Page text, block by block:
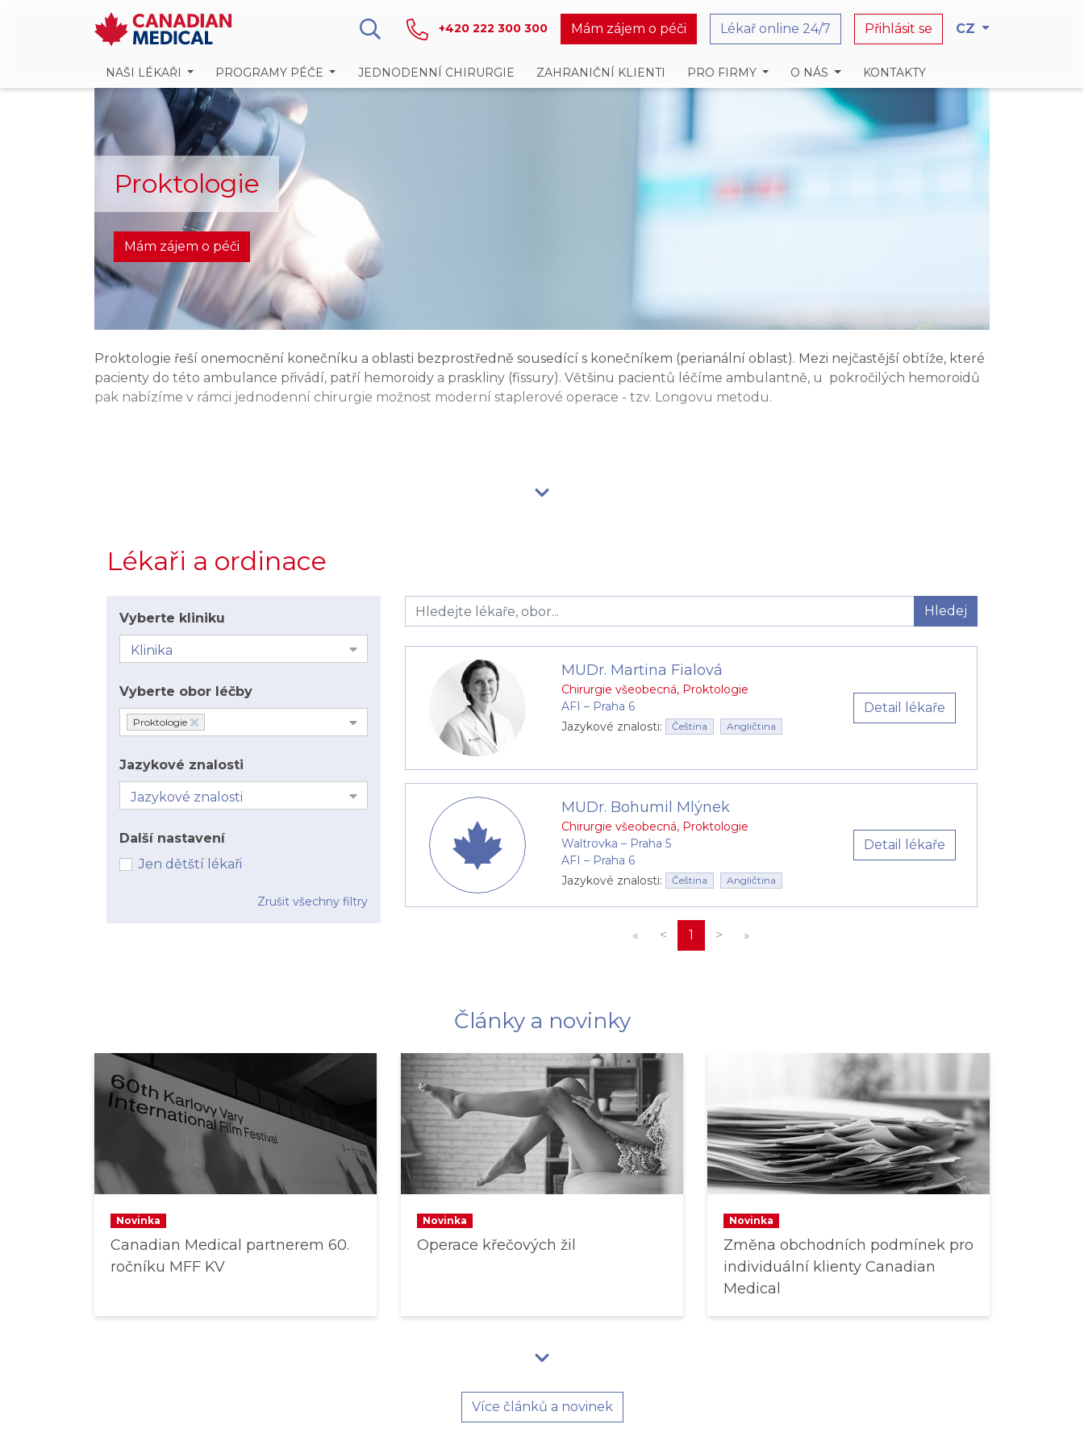
+420 222 300 300 Mám zájem o péči Lékař online 24/7 Přihlásit se CZ
NAŠI LÉKAŘI PROGRAMY PÉČE JEDNODENNÍ CHIRURGIE ZAHRANIČNÍ KLIENTI PRO FIRMY O NÁS KONTAKTY
Proktologie
Mám zájem o péči
Proktologie řeší onemocnění konečníku a oblasti bezprostředně sousedící s konečníkem (perianální oblast). Mezi nejčastější obtíže, které
pacienty do této ambulance přivádí, patří hemoroidy a praskliny (fissury). Většinu pacientů léčíme ambulantně, u pokročilých hemoroidů
pak nabízíme v rámci jednodenní chirurgie možnost moderní staplerové operace - tzv. Longovu metodu.
Lékaři a ordinace
Vyberte kliniku
Vyberte obor léčby
Proktologie
Jazykové znalosti
Další nastavení
Jen dětští lékaři
Zrušit všechny filtry
Hledej
MUDr. Martina Fialová
Chirurgie všeobecná, Proktologie
AFI –⁠⁠⁠⁠⁠⁠ Praha 6
Jazykové znalosti:
Čeština Angličtina
Detail lékaře
MUDr. Bohumil Mlýnek
Chirurgie všeobecná, Proktologie
Waltrovka –⁠⁠⁠⁠⁠⁠ Praha 5
AFI –⁠⁠⁠⁠⁠⁠ Praha 6
Jazykové znalosti:
Čeština Angličtina
Detail lékaře
« < 1 > »
Články a novinky
Novinka
Canadian Medical partnerem 60.
ročníku MFF KV
Novinka
Operace křečových žil
Novinka
Změna obchodních podmínek pro
individuální klienty Canadian
Medical
Více článků a novinek